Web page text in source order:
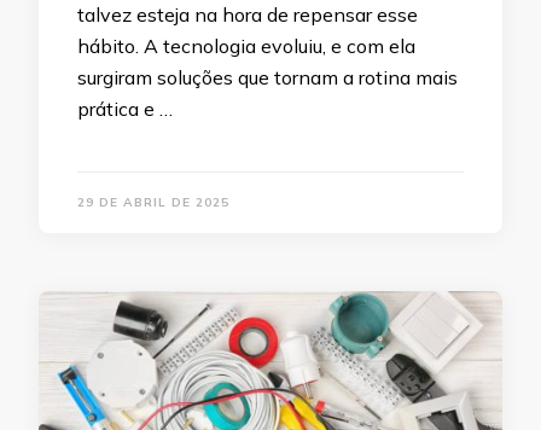
talvez esteja na hora de repensar esse
hábito. A tecnologia evoluiu, e com ela
surgiram soluções que tornam a rotina mais
prática e …
29 DE ABRIL DE 2025